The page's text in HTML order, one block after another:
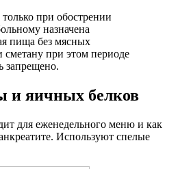
при обострении
назначена
пища без мясных
сметану при этом периоде
запрещено.
и яичных белков
для еженедельного меню и как
Используют спелые